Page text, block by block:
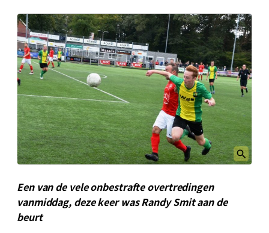
Een van de vele onbestrafte overtredingen
vanmiddag, deze keer was Randy Smit aan de
beurt